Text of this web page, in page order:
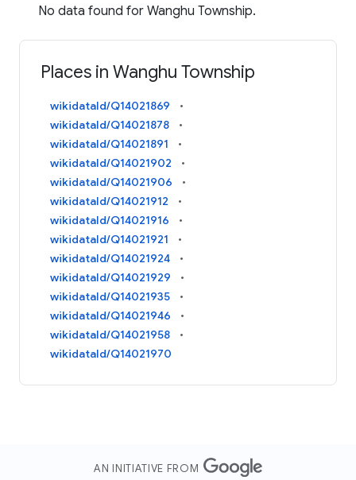
No data found for Wanghu Township.
Places in Wanghu Township
wikidataId/Q14021869
wikidataId/Q14021878
wikidataId/Q14021891
wikidataId/Q14021902
wikidataId/Q14021906
wikidataId/Q14021912
wikidataId/Q14021916
wikidataId/Q14021921
wikidataId/Q14021924
wikidataId/Q14021929
wikidataId/Q14021935
wikidataId/Q14021946
wikidataId/Q14021958
wikidataId/Q14021970
AN INITIATIVE FROM